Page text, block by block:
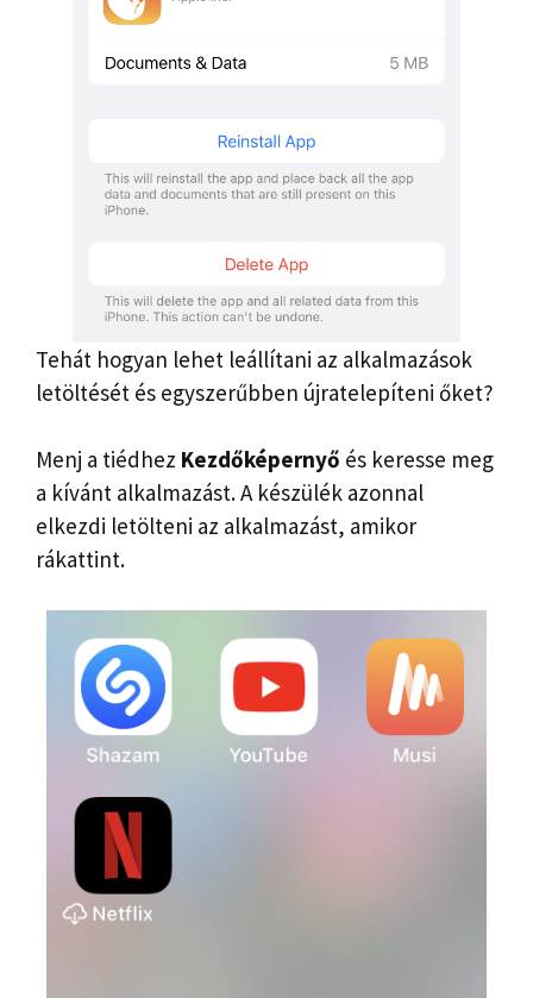
Tehát hogyan lehet leállítani az alkalmazások
letöltését és egyszerűbben újratelepíteni őket?
Menj a tiédhez Kezdőképernyő és keresse meg
a kívánt alkalmazást. A készülék azonnal
elkezdi letölteni az alkalmazást, amikor
rákattint.